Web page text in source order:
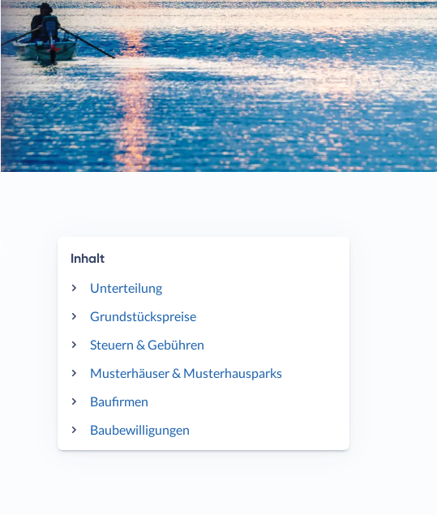
Inhalt
Unterteilung
Grundstückspreise
Steuern & Gebühren
Musterhäuser & Musterhausparks
Baufirmen
Baubewilligungen